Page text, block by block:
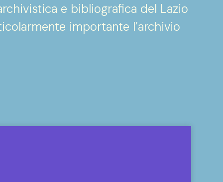
e bibliografica del Lazio
importante l’archivio